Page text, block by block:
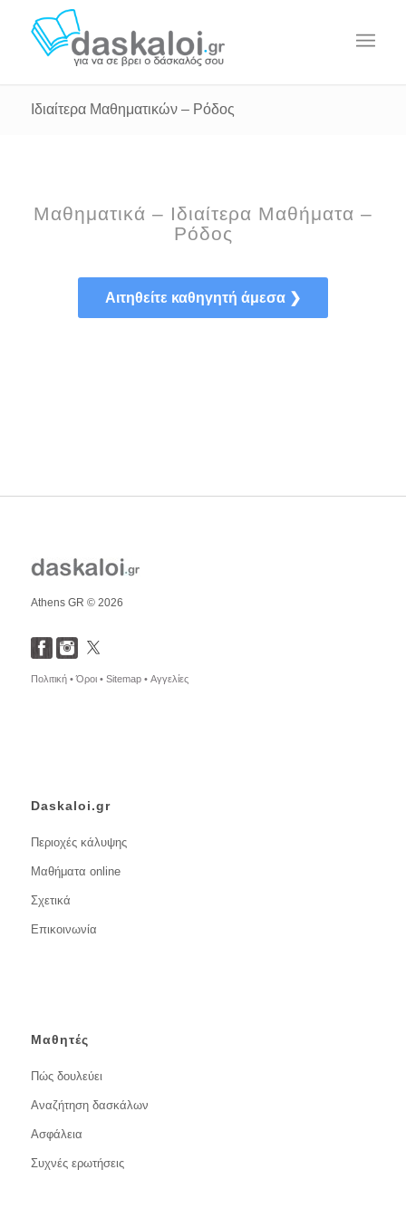
Ιδιαίτερα Μαθηματικών – Ρόδος
Μαθηματικά – Ιδιαίτερα Μαθήματα –
Ρόδος
Αιτηθείτε καθηγητή άμεσα ❯
Athens GR © 2026
Πολιτική •Όροι • Sitemap • Αγγελίες
Daskaloi.gr
Περιοχές κάλυψης
Μαθήματα online
Σχετικά
Επικοινωνία
Μαθητές
Πώς δουλεύει
Αναζήτηση δασκάλων
Ασφάλεια
Συχνές ερωτήσεις